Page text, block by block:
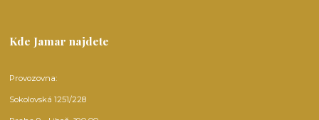
Kde Jamar najdete
Provozovna:
Sokolovská 1251/228